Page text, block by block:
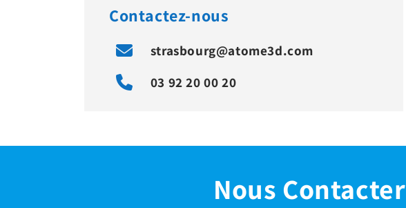
Contactez-nous
strasbourg@atome3d.com
03 92 20 00 20
Nous Contacter